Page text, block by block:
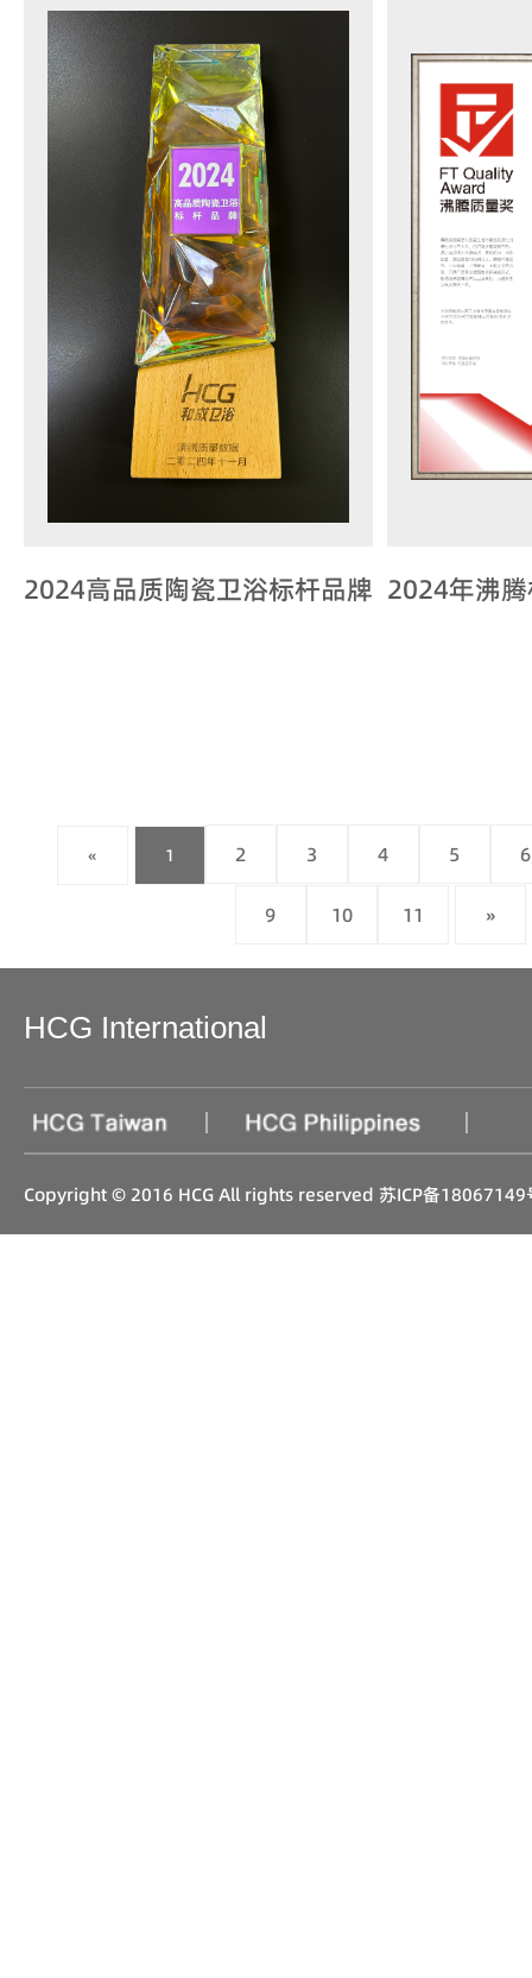
2024高品质陶瓷卫浴标杆品牌 2024年沸
« 1 2 3 4 5 6
9 10 11 »
HCG International
| |
Copyright © 2016 HCG All rights reserved 苏ICP备